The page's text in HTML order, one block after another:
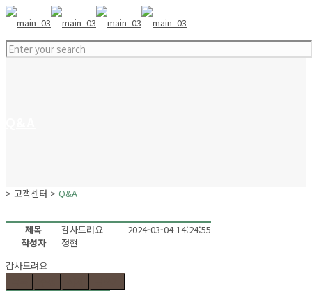
> 고객센터 > Q&A
제목 감사드려요
2024-03-04 14:24:55
작성자
정현
감사드려요